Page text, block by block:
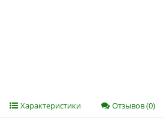
Характеристики Отзывов (0)